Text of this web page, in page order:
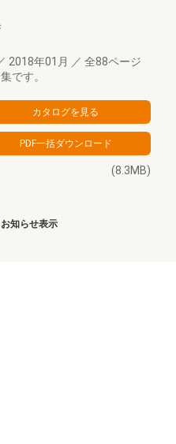
2018年01月 ／ 全88ページ
です。
(8.3MB)
お知らせ表示